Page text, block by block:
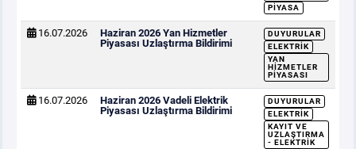
PIYASA
16.07.2026
Haziran 2026 Yan Hizmetler
Piyasası Uzlaştırma Bildirimi
DUYURULAR
ELEKTRIK
YAN
HIZMETLER
PIYASASI
16.07.2026
Haziran 2026 Vadeli Elektrik
Piyasası Uzlaştırma Bildirimi
DUYURULAR
ELEKTRIK
KAYIT VE
UZLAŞTIRMA
- ELEKTRIK